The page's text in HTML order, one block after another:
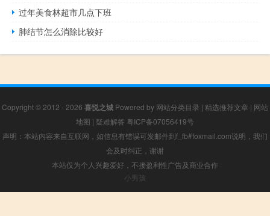
过年美食林超市几点下班
肺结节怎么消除比较好
Copyright © 2012 - 2026 喜悦之城 Powered by 网站分类目录 | 精选推荐文章 | 网站
地图 | 疑难解答 粤ICP备07056419号
声明：本站内容来自互联网，如信息有错误可发邮件到f_fb#foxmail.com说明，我们
会及时纠正，谢谢
本站仅为个人兴趣爱好，不接盈利性广告及商业合作
小男孩